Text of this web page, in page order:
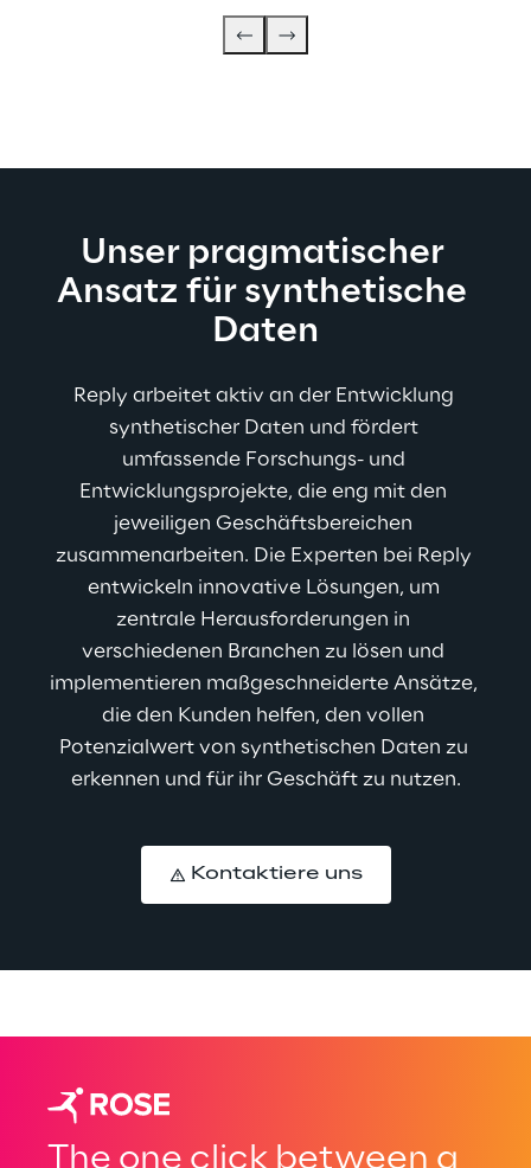
Unser pragmatischer
Ansatz für synthetische
Daten
Reply arbeitet aktiv an der Entwicklung
synthetischer Daten und fördert
umfassende Forschungs- und
Entwicklungsprojekte, die eng mit den
jeweiligen Geschäftsbereichen
zusammenarbeiten. Die Experten bei Reply
entwickeln innovative Lösungen, um
zentrale Herausforderungen in
verschiedenen Branchen zu lösen und
implementieren maßgeschneiderte Ansätze,
die den Kunden helfen, den vollen
Potenzialwert von synthetischen Daten zu
erkennen und für ihr Geschäft zu nutzen.
Kontaktiere uns
The one click between a